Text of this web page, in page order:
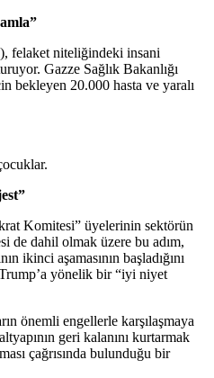
felaket niteliğindeki insani
Gazze Sağlık Bakanlığı
bekleyen 20.000 hasta ve yaralı
Komitesi” üyelerinin sektörün
de dahil olmak üzere bu adım,
ikinci aşamasının başladığını
yönelik bir “iyi niyet
önemli engellerle karşılaşmaya
geri kalanını kurtarmak
çağrısında bulunduğu bir